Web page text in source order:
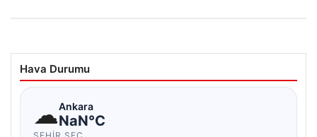
Hava Durumu
☁Ankara
NaN°C